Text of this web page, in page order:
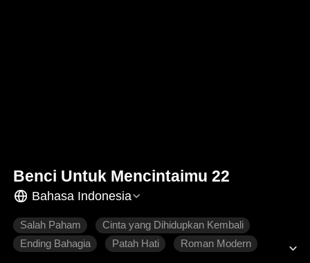
Benci Untuk Mencintaimu 22
Bahasa Indonesia
Salah Paham
Cinta yang Dihidupkan Kembali
Ending Bahagia
Patah Hati Roman Modern